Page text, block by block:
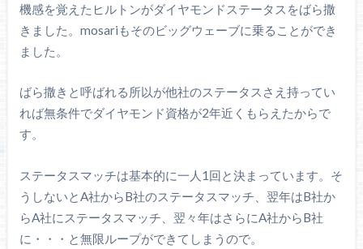
機感を覚えたヒルトンがダイヤモンドステータスをばら撒
きました。mosariもそのビッグウェーブに乗ることができ
ました。
ばら撒きと呼ばれる所以が他社のステータスさえ持ってい
れば無条件でダイヤモンド資格が2年近くもらえたからで
す。
ステータスマッチは基本的に一人1回と決まっています。そ
うしないとA社からB社のステータスマッチ、翌年はB社か
らA社にステータスマッチ、翌々年はさらにA社からB社
に・・・と無限ループができてしまうので。